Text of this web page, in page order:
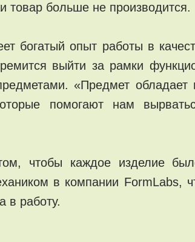
товар больше не производится.
богатый опыт работы в
выйти за рамки
«Предмет обладает
помогают нам
чтобы каждое изделие
в компании FormLabs,
в работу.